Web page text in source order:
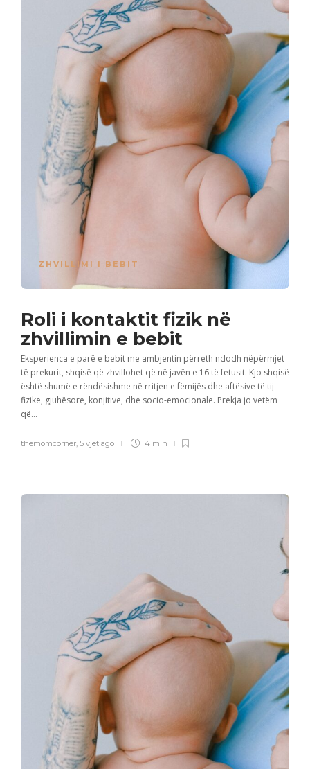
ZHVILLIMI I BEBIT
Roli i kontaktit fizik në
zhvillimin e bebit
Eksperienca e parë e bebit me ambjentin përreth ndodh nëpërmjet
të prekurit, shqisë që zhvillohet që në javën e 16 të fetusit. Kjo shqisë
është shumë e rëndësishme në rritjen e fëmijës dhe aftësive të tij
fizike, gjuhësore, konjitive, dhe socio-emocionale. Prekja jo vetëm
që...
themomcorner, 5 vjet ago 4 min